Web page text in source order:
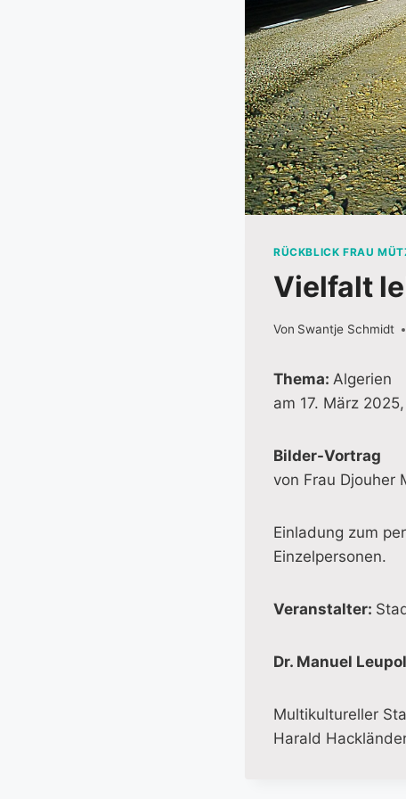
RÜCKBLICK FRAU
Vielfalt
Von Swantje Schmidt
Thema: Algerien
am 17. März
Bilder-Vortrag
von Frau Djouher
Einladung zum
Einzelpersonen.
Veranstalter:
Dr. Manuel
Multikultureller
Harald